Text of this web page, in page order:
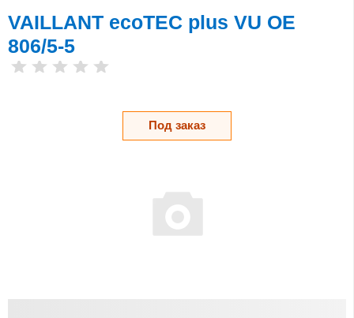
VAILLANT ecoTEC plus VU OE
806/5-5
Под заказ